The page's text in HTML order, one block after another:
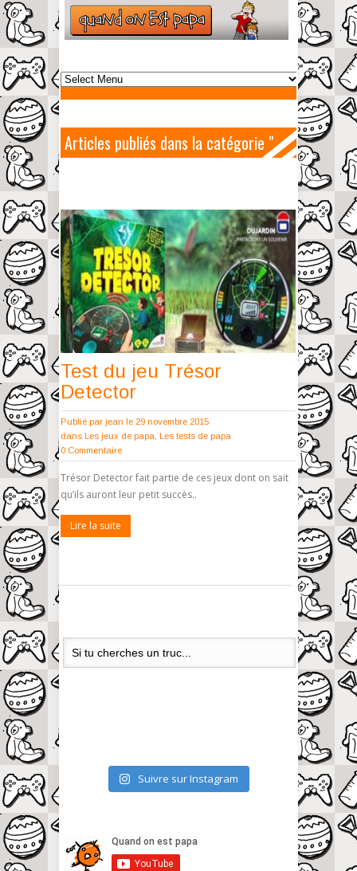
Articles publiés dans la catégorie "
Trésor Detector "
Test du jeu Trésor
Detector
Publié par jean le 29 novembre 2015
dans Les jeux de papa Les tests de papa
0 Commentaire
Trésor Detector fait partie de ces jeux dont on sait
qu’ils auront leur petit succès..
Lire la suite
Suivre sur Instagram